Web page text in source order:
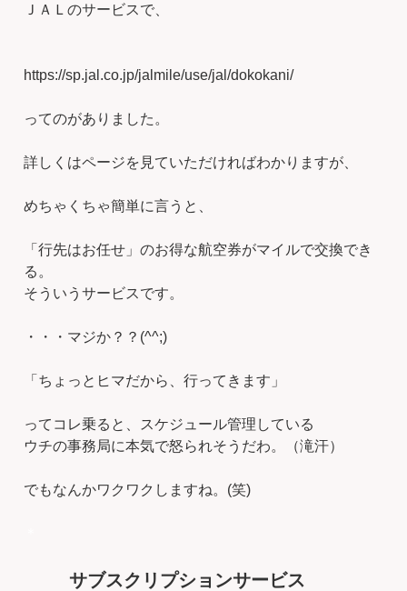
ＪＡＬのサービスで、
https://sp.jal.co.jp/jalmile/use/jal/dokokani/
ってのがありました。
詳しくはページを見ていただければわかりますが、
めちゃくちゃ簡単に言うと、
「行先はお任せ」のお得な航空券がマイルで交換でき
る。
そういうサービスです。
・・・マジか？？(^^;)
「ちょっとヒマだから、行ってきます」
ってコレ乗ると、スケジュール管理している
ウチの事務局に本気で怒られそうだわ。（滝汗）
でもなんかワクワクしますね。(笑)
サブスクリプションサービス